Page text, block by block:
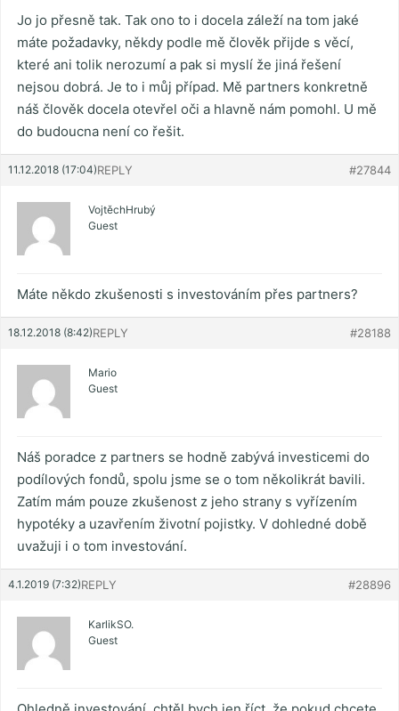
Jo jo přesně tak. Tak ono to i docela záleží na tom jaké
máte požadavky, někdy podle mě člověk přijde s věcí,
které ani tolik nerozumí a pak si myslí že jiná řešení
nejsou dobrá. Je to i můj případ. Mě partners konkretně
náš člověk docela otevřel oči a hlavně nám pomohl. U mě
do budoucna není co řešit.
11.12.2018 (17:04) #27844
REPLY
VojtěchHrubý
Guest
Máte někdo zkušenosti s investováním přes partners?
18.12.2018 (8:42) #28188
REPLY
Mario
Guest
Náš poradce z partners se hodně zabývá investicemi do
podílových fondů, spolu jsme se o tom několikrát bavili.
Zatím mám pouze zkušenost z jeho strany s vyřízením
hypotéky a uzavřením životní pojistky. V dohledné době
uvažuji i o tom investování.
4.1.2019 (7:32) #28896
REPLY
KarlikSO.
Guest